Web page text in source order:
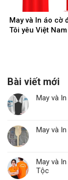
May và In áo cờ
Tôi yêu Việt Nam
Bài viết mới
May và
May và
May và
Tộc